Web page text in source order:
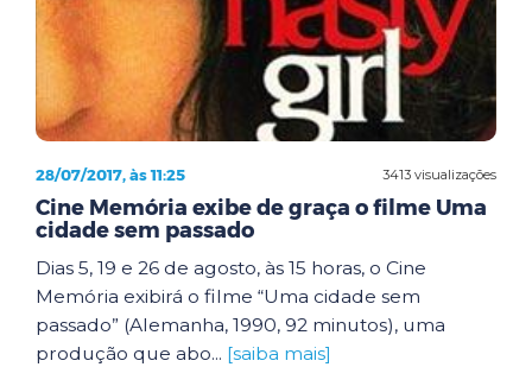
3413 visualizações
28/07/2017, às 11:25
Cine Memória exibe de graça o filme Uma
cidade sem passado
Dias 5, 19 e 26 de agosto, às 15 horas, o Cine
Memória exibirá o filme “Uma cidade sem
passado” (Alemanha, 1990, 92 minutos), uma
produção que abo... [saiba mais]